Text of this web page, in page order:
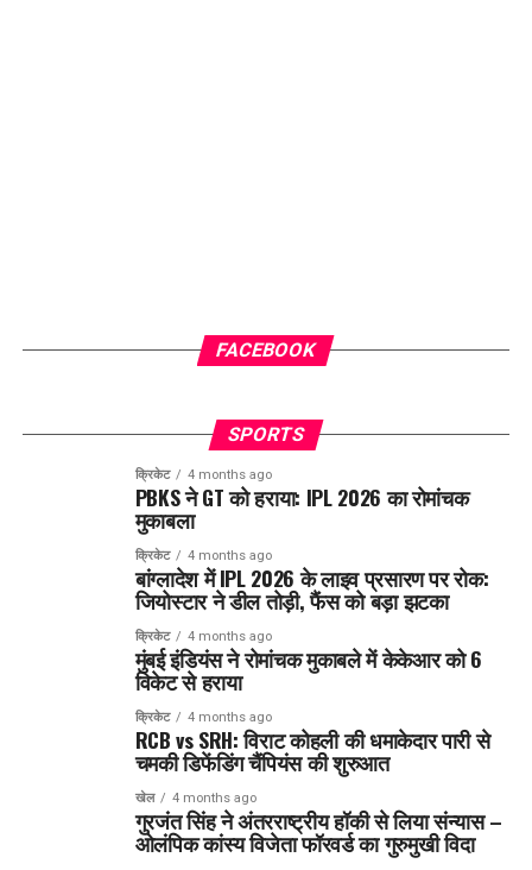
FACEBOOK
SPORTS
क्रिकेट 4 months ago
PBKS ने GT को हराया: IPL 2026 का रोमांचक
मुकाबला
क्रिकेट 4 months ago
बांग्लादेश में IPL 2026 के लाइव प्रसारण पर रोक:
जियोस्टार ने डील तोड़ी, फैंस को बड़ा झटका
क्रिकेट 4 months ago
मुंबई इंडियंस ने रोमांचक मुकाबले में केकेआर को 6
विकेट से हराया
क्रिकेट 4 months ago
RCB vs SRH: विराट कोहली की धमाकेदार पारी से
चमकी डिफेंडिंग चैंपियंस की शुरुआत
खेल 4 months ago
गुरजंत सिंह ने अंतरराष्ट्रीय हॉकी से लिया संन्यास –
ओलंपिक कांस्य विजेता फॉरवर्ड का गुरुमुखी विदा